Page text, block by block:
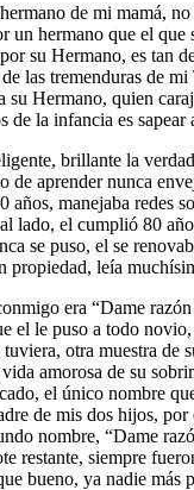
de mi mamá,
un hermano que el que
su Hermano, es tan
las tremenduras de
su Hermano, quien
de la infancia es sapear
brillante la
de aprender nunca
años, manejaba redes
lado, el cumplió 80
se puso, el se
propiedad, leía
era “Dame
el le puso a todo
otra muestra de
amorosa de su
el único nombre
de mis dos hijos,
nombre, “Dame
restante, siempre
bueno, ya nadie